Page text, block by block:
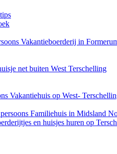
Vakantieboerderij in
net buiten West Terschelling
Vakantiehuis op West-
Familiehuis in Midsland
en huisjes huren op